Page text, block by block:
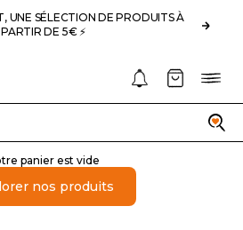
UNE SÉLECTION DE PRODUITS À
PARTIR DE 5€ ⚡️
Notifications
Panier
panier est vide
nos produits